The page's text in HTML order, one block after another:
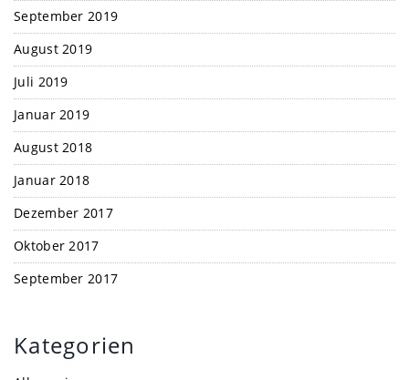
September 2019
August 2019
Juli 2019
Januar 2019
August 2018
Januar 2018
Dezember 2017
Oktober 2017
September 2017
Kategorien